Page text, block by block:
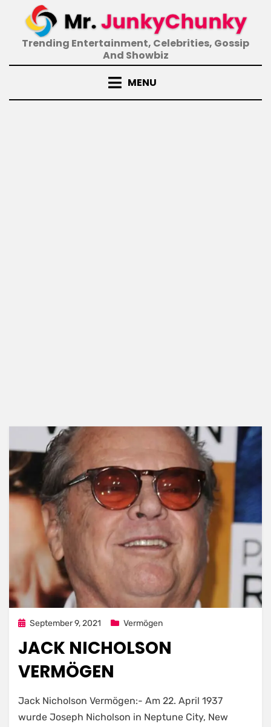
contentTrending Entertainment, Celebrities, Gossip
And Showbiz
MENU
Posted
September 9, 2021 Vermögen
JACK NICHOLSON
VERMÖGEN
Jack Nicholson Vermögen:- Am 22. April 1937
wurde Joseph Nicholson in Neptune City, New